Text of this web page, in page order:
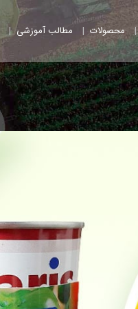
| محصولات | مطالب آموزشی |